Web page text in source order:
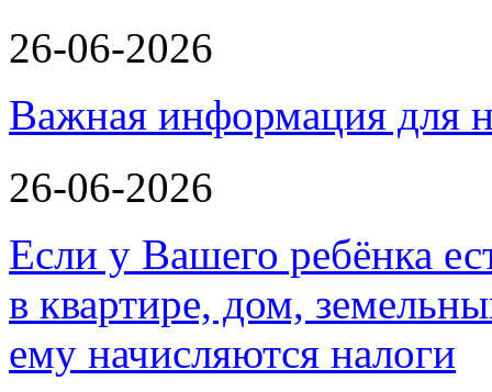
26-06-2026
Важная информация для
26-06-2026
Если у Вашего ребёнка
в квартире, дом,
ему начисляются налоги